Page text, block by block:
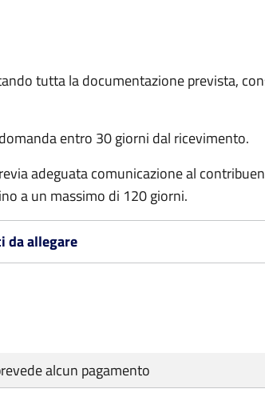
tutta la documentazione prevista,
entro 30 giorni dal ricevimento.
adeguata comunicazione al
a un massimo di 120 giorni.
da allegare
alcun pagamento